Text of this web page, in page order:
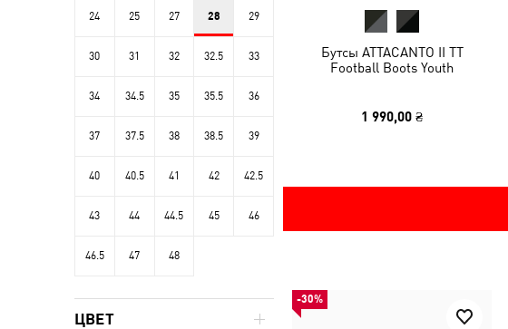
Бутсы ATTACANTO II TT
Football Boots Youth
1 990,00 ₴
-30%
24 25 27 28 29
30 31 32 32.5 33
34 34.5 35 35.5 36
37 37.5 38 38.5 39
40 40.5 41 42 42.5
43 44 44.5 45 46
46.5 47 48
ЦВЕТ